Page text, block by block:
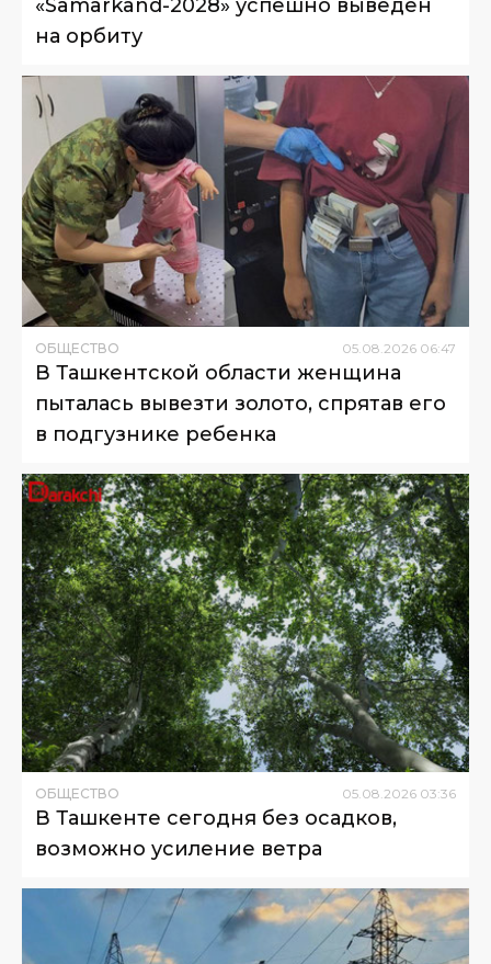
«Samarkand-2028» успешно выведен
на орбиту
ОБЩЕСТВО 05.08.2026 06:47
В Ташкентской области женщина
пыталась вывезти золото, спрятав его
в подгузнике ребенка
ОБЩЕСТВО 05 08 2026 03:36
В Ташкенте сегодня без осадков,
возможно усиление ветра